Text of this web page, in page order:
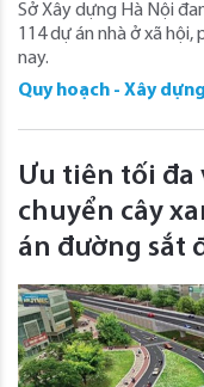
Sở Xây dựng Hà Nội
114 dự án nhà ở xã
nay.
Quy hoạch - Xây dựng
Ưu tiên tối đa
chuyển cây
án đường sắt